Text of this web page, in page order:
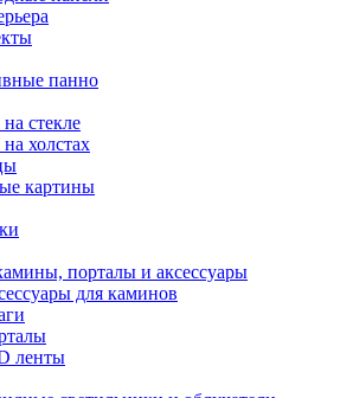
панно
стекле
холстах
картины
порталы и аксессуары
для каминов
ленты